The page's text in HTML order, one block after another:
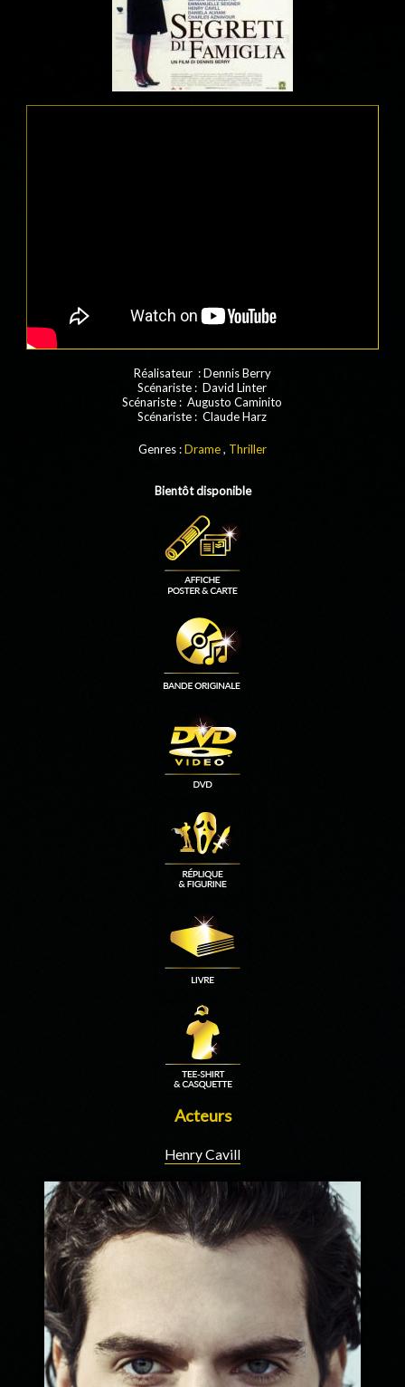
Réalisateur : Dennis Berry
Scénariste : David Linter
Scénariste : Augusto Caminito
Scénariste : Claude Harz
Genres :Drame, Thriller
Bientôt disponible
Acteurs
Henry Cavill